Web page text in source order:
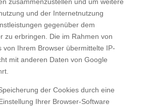
und der Internetnutzung
gegenüber dem
zu erbringen. Die im Rahmen von
von Ihrem Browser übermittelte IP-
mit anderen Daten von Google
der Cookies durch eine
Ihrer Browser-Software